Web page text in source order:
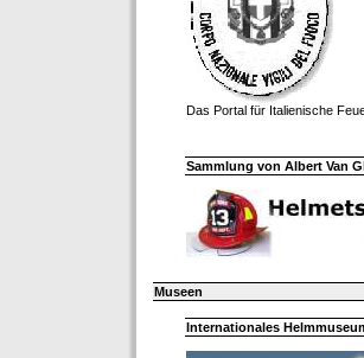
Das Portal für Italienische
Sammlung von Albert Van
Museen
Internationales